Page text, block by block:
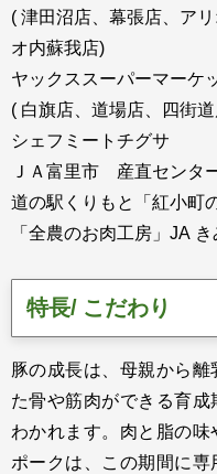
( 津田沼店、幕張店、ア
オ内蘇我店)
ヤックススーパーマーケ
( 白旗店、道場店、四街
シェフミートチグサ
ＪＡ富里市 産直センタ
道の駅くりもと「紅小町
「全農のお肉工房」JA
特長/ こだわり
豚の成長は、母親から
た骨や筋肉ができる育
わかれます。肉と脂の
ポークは、この期間に